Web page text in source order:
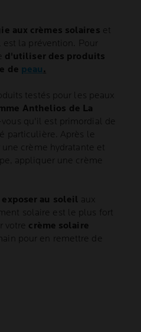
aux crèmes solaires et
la prévention. Pour
d'utiliser des produits
de peau .
testés pour les peaux
Anthelios de La
vous qu'il est primordial de
particulière. Après le
crème hydratante et
appliquer une crème
au soleil aux
solaire est le plus fort
votre crème solaire
pour en remettre de